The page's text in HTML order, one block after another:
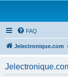
FAQ
Jelectronique.com